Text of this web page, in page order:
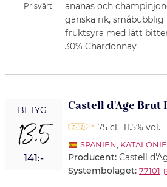
Prisvärt
ananas och
ganska rik,
fruktsyra med lätt
30% Chardonnay
BETYG
13,5
141:-
Castell d'Age Brut
75 cl, 11.5% vol.
SPANIEN
Producent: Castell
Systembolaget: 77101